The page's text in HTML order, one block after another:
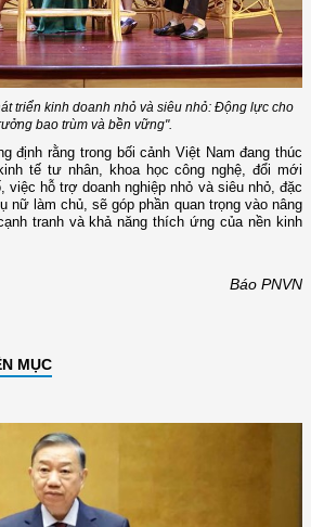
triển kinh doanh nhỏ và siêu nhỏ: Động lực cho
bao trùm và bền vững".
định rằng trong bối cảnh Việt Nam đang thúc
tế tư nhân, khoa học công nghệ, đổi mới
việc hỗ trợ doanh nghiệp nhỏ và siêu nhỏ, đặc
nữ làm chủ, sẽ góp phần quan trọng vào nâng
tranh và khả năng thích ứng của nền kinh
Báo PNVN
MỤC